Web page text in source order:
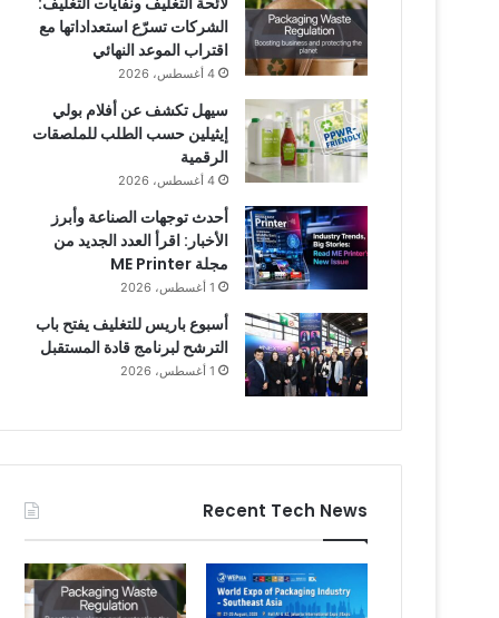
الشركات تسرّع استعداداتها مع
اقتراب الموعد النهائي
4 أغسطس، 2026
سيهل تكشف عن أفلام بولي
إيثيلين حسب الطلب للملصقات
الرقمية
4 أغسطس، 2026
أحدث توجهات الصناعة وأبرز
الأخبار: اقرأ العدد الجديد من
مجلة ME Printer
1 أغسطس، 2026
أسبوع باريس للتغليف يفتح باب
الترشح لبرنامج قادة المستقبل
1 أغسطس، 2026
Recent Tech News